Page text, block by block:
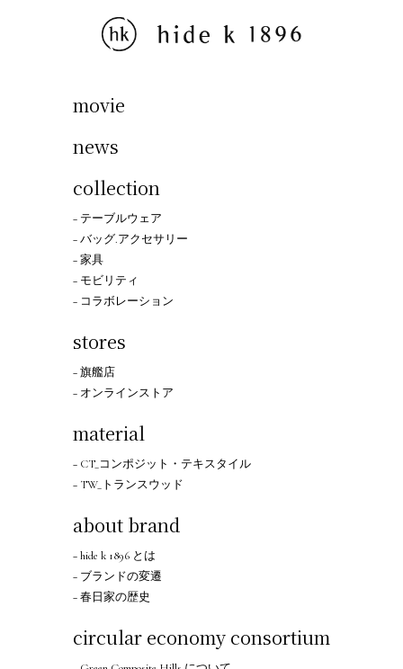
movie
news
collection
− テーブルウェア
− バッグ.アクセサリー
− 家具
− モビリティ
− コラボレーション
stores
− 旗艦店
− オンラインストア
material
− CT_コンポジット・テキスタイル
− TW_トランスウッド
about brand
− hide k 1896 とは
− ブランドの変遷
− 春日家の歴史
circular economy consortium